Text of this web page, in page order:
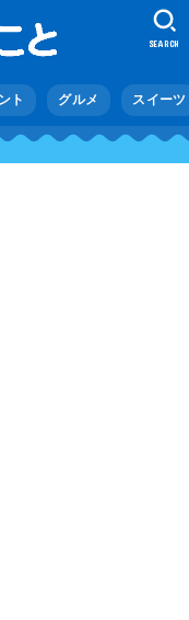
ト グルメ スイーツ
SEARCH